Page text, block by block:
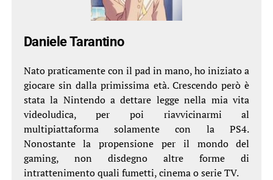
Daniele Tarantino
Nato praticamente con il pad in mano, ho iniziato a
giocare sin dalla primissima età. Crescendo però è
stata la Nintendo a dettare legge nella mia vita
videoludica, per poi riavvicinarmi al
multipiattaforma solamente con la PS4.
Nonostante la propensione per il mondo del
gaming, non disdegno altre forme di
intrattenimento quali fumetti, cinema o serie TV.